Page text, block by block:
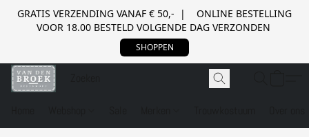
GRATIS VERZENDING VANAF € 50,- | ONLINE BESTELLING
VOOR 18.00 BESTELD VOLGENDE DAG VERZONDEN
SHOPPEN